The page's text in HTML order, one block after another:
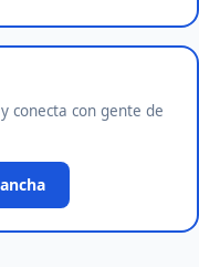
y conecta con gente de